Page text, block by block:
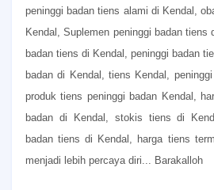
peninggi badan tiens alami di Kendal,
Kendal, Suplemen peninggi badan tiens
badan tiens di Kendal, peninggi badan
badan di Kendal, tiens Kendal,
produk tiens peninggi badan Kendal,
badan di Kendal, stokis tiens di
badan tiens di Kendal, harga tiens
menjadi lebih percaya diri... Barakalloh